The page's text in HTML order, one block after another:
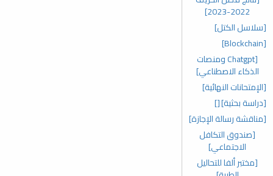
2022-2023]
[سلاسل الكتل]
[Blockchain]
[Chatgpt ومنصات
الذكاء الاصطناعي]
[الإمتحانات النهائية]
[دراسة بحثية][]
[مناقشة رسالة الإجازة]
[صندوق التكافل
الاجتماعي]
[مختبر ألفا للتحاليل